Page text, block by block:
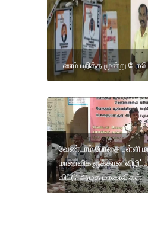
பணம் பறித்த மூன்று போலி
வேண்டாம் போதை பள்ளி
மாணவிகளுக்கான
விட்டு அழுத மாணவிகள்